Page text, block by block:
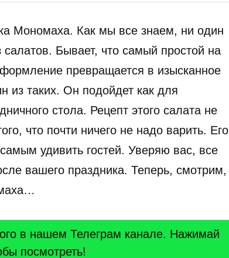
Мономаха. Как мы все знаем, ни один
Бывает, что самый простой на
превращается в изысканное
таких. Он подойдет как для
стола. Рецепт этого салата не
что почти ничего не надо варить. Его
удивить гостей. Уверяю вас, все
вашего праздника. Теперь, смотрим,
в нашем Телеграм канале. Нажимай
посмотреть!